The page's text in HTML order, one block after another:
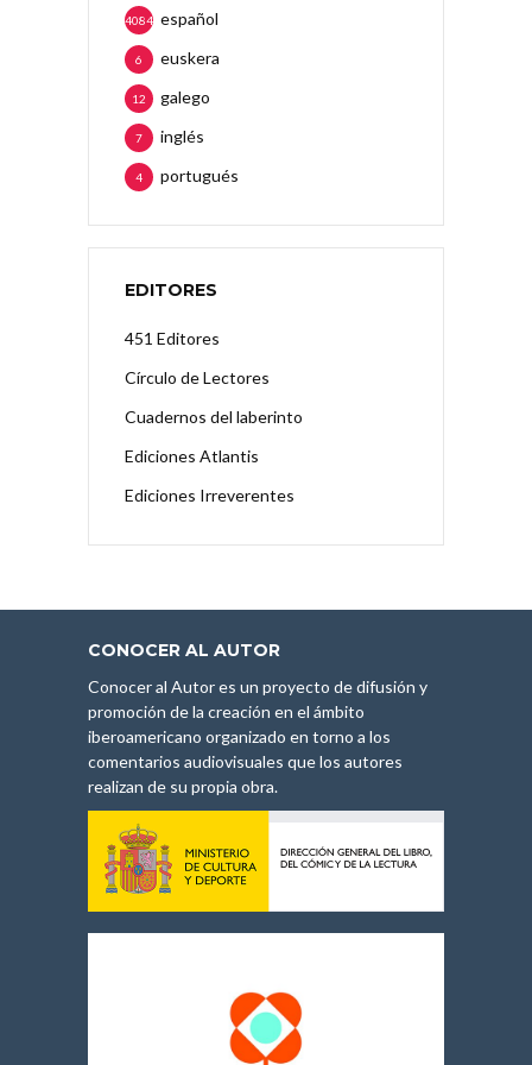
español
4084
euskera
6
galego
12
inglés
7
portugués
4
EDITORES
451 Editores
Círculo de Lectores
Cuadernos del laberinto
Ediciones Atlantis
Ediciones Irreverentes
CONOCER AL AUTOR
Conocer al Autor es un proyecto de difusión y
promoción de la creación en el ámbito
iberoamericano organizado en torno a los
comentarios audiovisuales que los autores
realizan de su propia obra.